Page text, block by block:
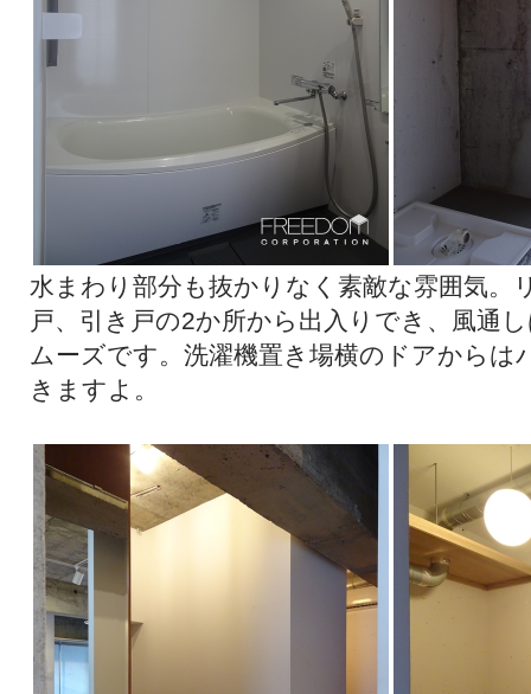
水まわり部分も抜かりなく素敵な雰囲気。
戸、引き戸の2か所から出入りでき、風通
ムーズです。洗濯機置き場横のドアから
きますよ。